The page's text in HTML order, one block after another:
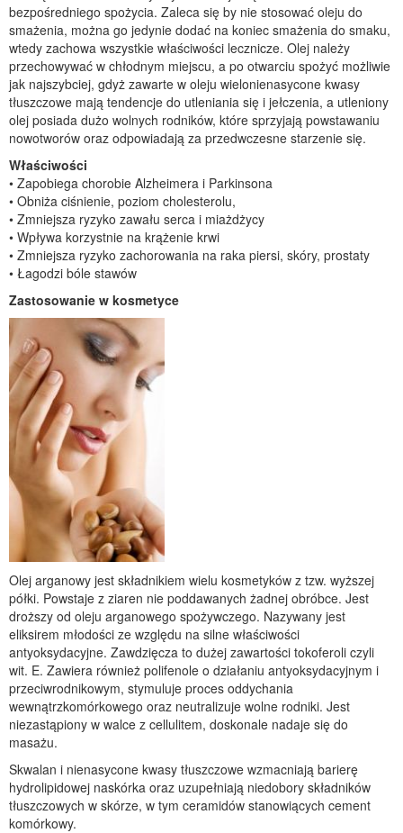
bezpośredniego spożycia. Zaleca się by nie stosować oleju do
smażenia, można go jedynie dodać na koniec smażenia do smaku,
wtedy zachowa wszystkie właściwości lecznicze. Olej należy
przechowywać w chłodnym miejscu, a po otwarciu spożyć możliwie
jak najszybciej, gdyż zawarte w oleju wielonienasycone kwasy
tłuszczowe mają tendencje do utleniania się i jełczenia, a utleniony
olej posiada dużo wolnych rodników, które sprzyjają powstawaniu
nowotworów oraz odpowiadają za przedwczesne starzenie się.
Właściwości
• Zapobiega chorobie Alzheimera i Parkinsona
• Obniża ciśnienie, poziom cholesterolu,
• Zmniejsza ryzyko zawału serca i miażdżycy
• Wpływa korzystnie na krążenie krwi
• Zmniejsza ryzyko zachorowania na raka piersi, skóry, prostaty
• Łagodzi bóle stawów
Zastosowanie w kosmetyce
Olej arganowy jest składnikiem wielu kosmetyków z tzw. wyższej
półki. Powstaje z ziaren nie poddawanych żadnej obróbce. Jest
droższy od oleju arganowego spożywczego. Nazywany jest
eliksirem młodości ze względu na silne właściwości
antyoksydacyjne. Zawdzięcza to dużej zawartości tokoferoli czyli
wit. E. Zawiera również polifenole o działaniu antyoksydacyjnym i
przeciwrodnikowym, stymuluje proces oddychania
wewnątrzkomórkowego oraz neutralizuje wolne rodniki. Jest
niezastąpiony w walce z cellulitem, doskonale nadaje się do
masażu.
Skwalan i nienasycone kwasy tłuszczowe wzmacniają barierę
hydrolipidowej naskórka oraz uzupełniają niedobory składników
tłuszczowych w skórze, w tym ceramidów stanowiących cement
komórkowy.